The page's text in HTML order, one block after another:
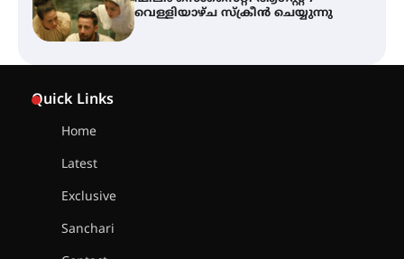
Quick Links
Home
Latest
Exclusive
Sanchari